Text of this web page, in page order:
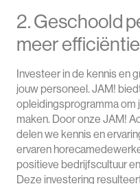
2. Geschoold
meer
Investeer in de kennis en
jouw personeel. JAM!
opleidingsprogramma
maken. Door onze JAM!
delen we kennis en
ervaren
positieve bedrijfscultuur
Deze investering